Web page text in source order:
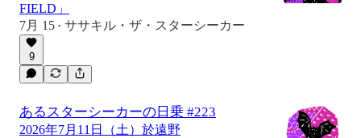
FIELD」
7月 15 • ササキル・ザ・スターシーカー
9
あるスターシーカーの日乗 #223
2026年7月11日（土）於遠野